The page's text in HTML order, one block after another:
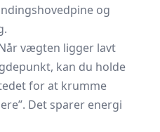
og
vægten ligger lavt
kan du holde
for at krumme
Det sparer energi